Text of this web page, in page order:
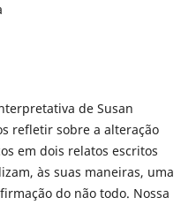
de Susan
refletir sobre a alteração
em dois relatos escritos
às suas maneiras, uma
do não todo. Nossa